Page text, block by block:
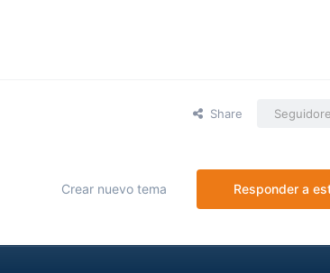
Share
Responder a
Crear nuevo tema